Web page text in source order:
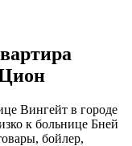
Вингейт в городе
к больнице Бней
бойлер,